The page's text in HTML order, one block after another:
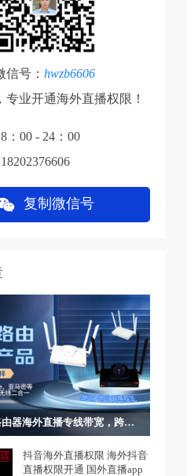
信号： hwzb6606
专业开通海外直播权限！
：00 - 24：00
复制微信号
tiktok跨境路由器海外直播专线带宽，跨境电商，独立IP网络稳定
抖音海外直播权限 海外抖音
直播权限开通 国外直播app